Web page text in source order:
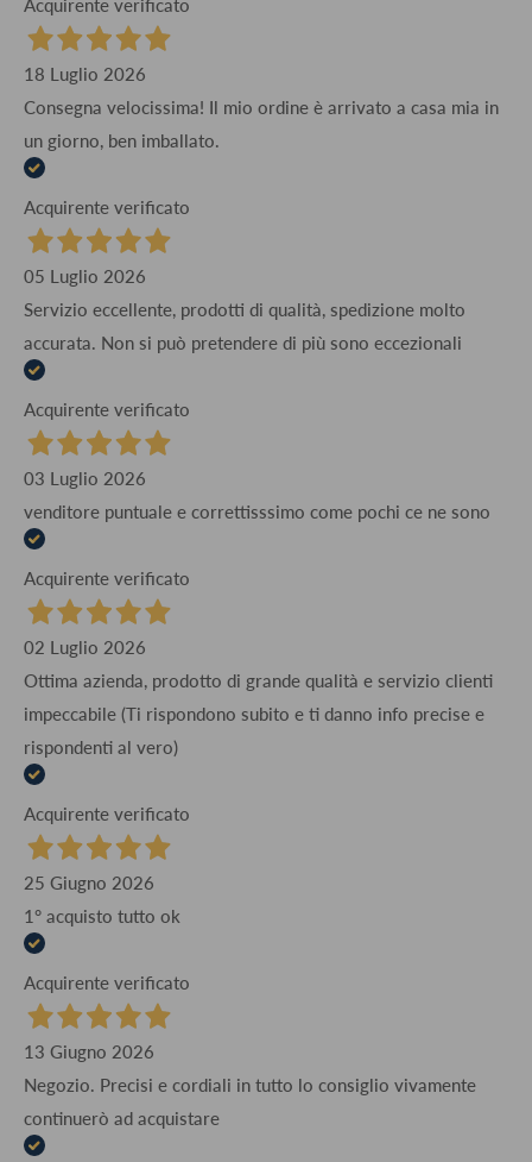
Acquirente verificato
18 Luglio 2026
Consegna velocissima! Il mio ordine è arrivato a casa mia in
un giorno, ben imballato.
Acquirente verificato
05 Luglio 2026
Servizio eccellente, prodotti di qualità, spedizione molto
accurata. Non si può pretendere di più sono eccezionali
Acquirente verificato
03 Luglio 2026
venditore puntuale e correttisssimo come pochi ce ne sono
Acquirente verificato
02 Luglio 2026
Ottima azienda, prodotto di grande qualità e servizio clienti
impeccabile (Ti rispondono subito e ti danno info precise e
rispondenti al vero)
Acquirente verificato
25 Giugno 2026
1° acquisto tutto ok
Acquirente verificato
13 Giugno 2026
Negozio. Precisi e cordiali in tutto lo consiglio vivamente
continuerò ad acquistare